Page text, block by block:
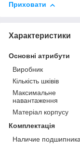
Приховати
Характеристики
Основні атрибути
Виробник
Кількість шківів
Максимальне
навантаження
Матеріал корпусу
Комплектація
Наличие